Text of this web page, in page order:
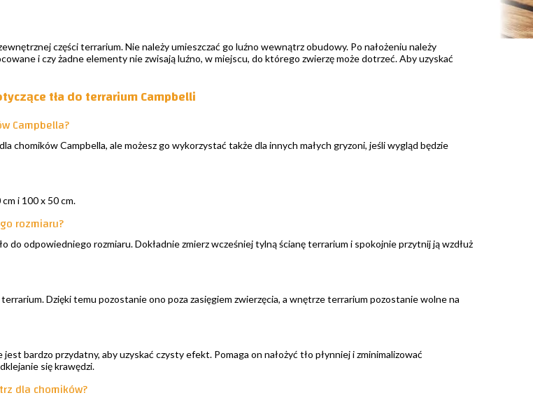
części terrarium. Nie należy umieszczać go luźno wewnątrz obudowy. Po nałożeniu należy
i czy żadne elementy nie zwisają luźno, w miejscu, do którego zwierzę może dotrzeć. Aby uzyskać
tła do terrarium Campbelli
Campbella?
chomików Campbella, ale możesz go wykorzystać także dla innych małych gryzoni, jeśli wygląd będzie
i 100 x 50 cm.
rozmiaru?
do odpowiedniego rozmiaru. Dokładnie zmierz wcześniej tylną ścianę terrarium i spokojnie przytnij ją wzdłuż
Dzięki temu pozostanie ono poza zasięgiem zwierzęcia, a wnętrze terrarium pozostanie wolne na
bardzo przydatny, aby uzyskać czysty efekt. Pomaga on nałożyć tło płynniej i zminimalizować
się krawędzi.
dla chomików?